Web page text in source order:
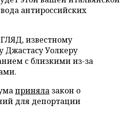
антироссийских
известному
Джастасу Уолкеру
с близкими из-за
приняла закон о
для депортации